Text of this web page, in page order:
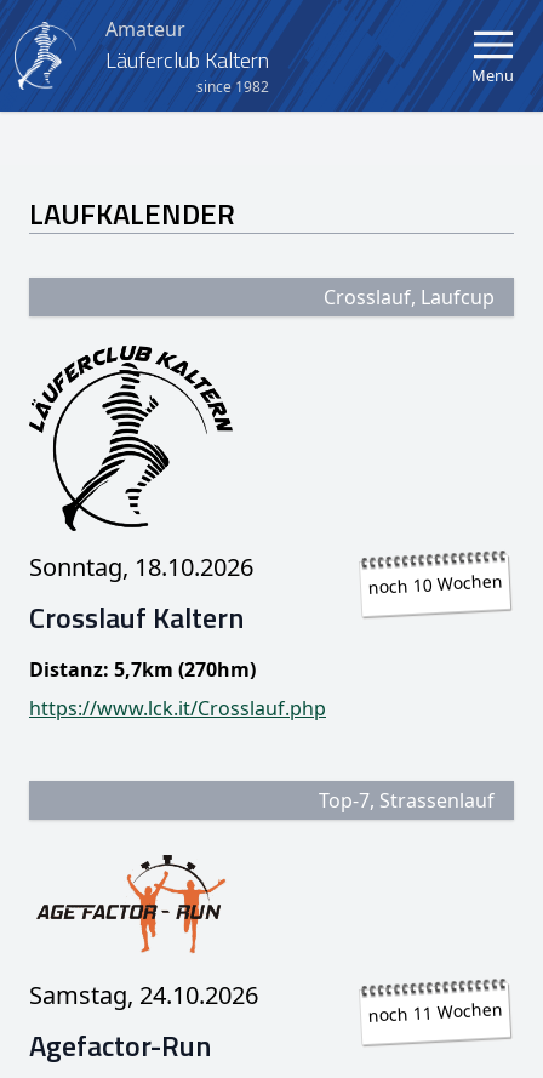
Amateur
Läuferclub Kaltern
since 1982
Menu
Verein
Berglauf Kaltern-Mendel
LAUFKALENDER
Crosslauf, Laufcup
noch 10 Wochen
Sonntag, 18.10.2026
Crosslauf Kaltern
Distanz: 5,7km (270hm)
https://www.lck.it/Crosslauf.php
Top-7, Strassenlauf
noch 11 Wochen
Samstag, 24.10.2026
Agefactor-Run